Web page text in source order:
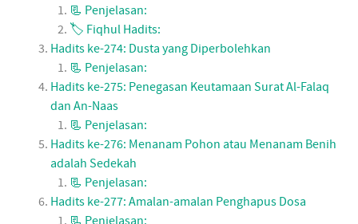
📃 Penjelasan:
🏷 Fiqhul Hadits:
Hadits ke-274: Dusta yang Diperbolehkan
📃 Penjelasan:
Hadits ke-275: Penegasan Keutamaan Surat Al-Falaq
dan An-Naas
📃 Penjelasan:
Hadits ke-276: Menanam Pohon atau Menanam Benih
adalah Sedekah
📃 Penjelasan:
Hadits ke-277: Amalan-amalan Penghapus Dosa
📃 Penjelasan: